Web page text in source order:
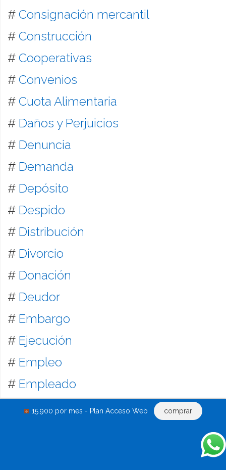
15.900 por mes - Plan Acceso Web comprar
# Consignación mercantil
# Construcción
# Cooperativas
# Convenios
# Cuota Alimentaria
# Daños y Perjuicios
# Denuncia
# Demanda
# Depósito
# Despido
# Distribución
# Divorcio
# Donación
# Deudor
# Embargo
# Ejecución
# Empleo
# Empleado
Estatutos